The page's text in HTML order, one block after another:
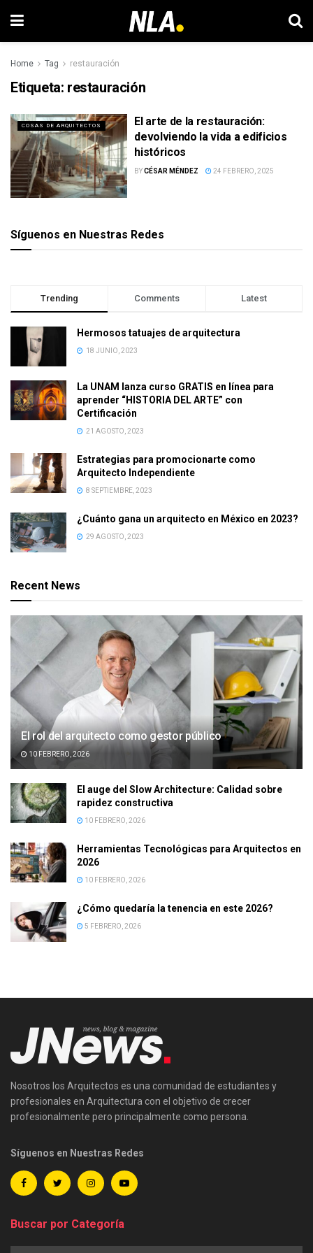
Home Tag restauración
Etiqueta: restauración
COSAS DE ARQUITECTOS
El arte de la restauración:
devolviendo la vida a edificios
históricos
BYCÉSAR MÉNDEZ 24 FEBRERO, 2025
Síguenos en Nuestras Redes
Trending Comments Latest
Hermosos tatuajes de arquitectura
18 JUNIO, 2023
La UNAM lanza curso GRATIS en línea para
aprender “HISTORIA DEL ARTE” con
Certificación
21 AGOSTO, 2023
Estrategias para promocionarte como
Arquitecto Independiente
8 SEPTIEMBRE, 2023
¿Cuánto gana un arquitecto en México en 2023?
29 AGOSTO, 2023
Recent News
El rol del arquitecto como gestor público
10 FEBRERO, 2026
El auge del Slow Architecture: Calidad sobre
rapidez constructiva
10 FEBRERO, 2026
Herramientas Tecnológicas para Arquitectos en
2026
10 FEBRERO, 2026
¿Cómo quedaría la tenencia en este 2026?
5 FEBRERO, 2026
Nosotros los Arquitectos es una comunidad de estudiantes y
profesionales en Arquitectura con el objetivo de crecer
profesionalmente pero principalmente como persona.
Síguenos en Nuestras Redes
Buscar por Categoría